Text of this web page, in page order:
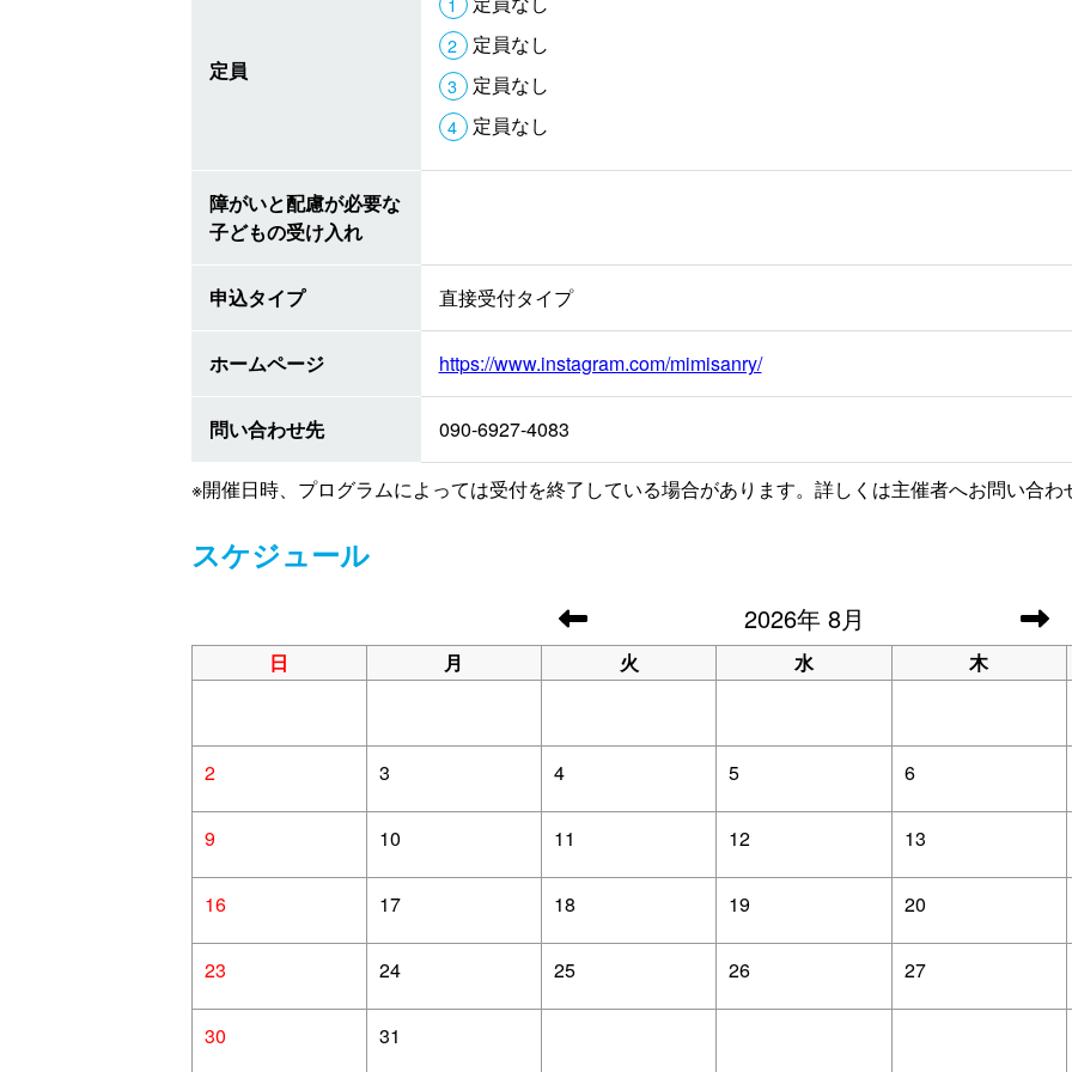
定員
定員なし
定員なし
定員なし
障がいと配慮が必要な
子どもの受け入れ
申込タイプ 直接受付タイプ
ホームページ https://www.instagram.com/mimisanry/
問い合わせ先 090-6927-4083
※開催日時、プログラムによっては受付を終了している場合があります。詳しくは主催者へお問い合わ
スケジュール
2026年 8月
日 月 火 水 木
2 3 4 5 6
9 10 11 12 13
16 17 18 19 20
23 24 25 26 27
30 31